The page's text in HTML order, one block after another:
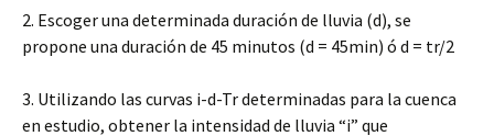
2. Escoger una determinada duración de lluvia (d), se
propone una duración de 45 minutos (d = 45min) ó d = tr/2
3. Utilizando las curvas i-d-Tr determinadas para la cuenca
en estudio, obtener la intensidad de lluvia “i” que